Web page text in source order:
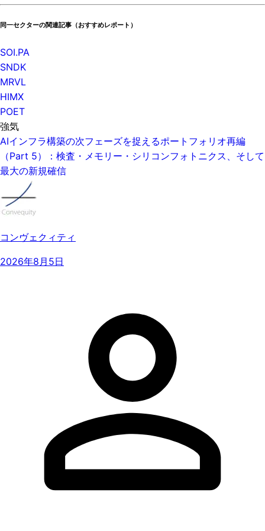
同一セクターの関連記事（おすすめレポート）
SOI.PA
SNDK
MRVL
HIMX
POET
強気
AIインフラ構築の次フェーズを捉えるポートフォリオ再編
（Part 5）：検査・メモリー・シリコンフォトニクス、そして
最大の新規確信
コンヴェクィティ
2026年8月5日